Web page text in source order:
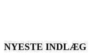
NYESTE INDLÆG